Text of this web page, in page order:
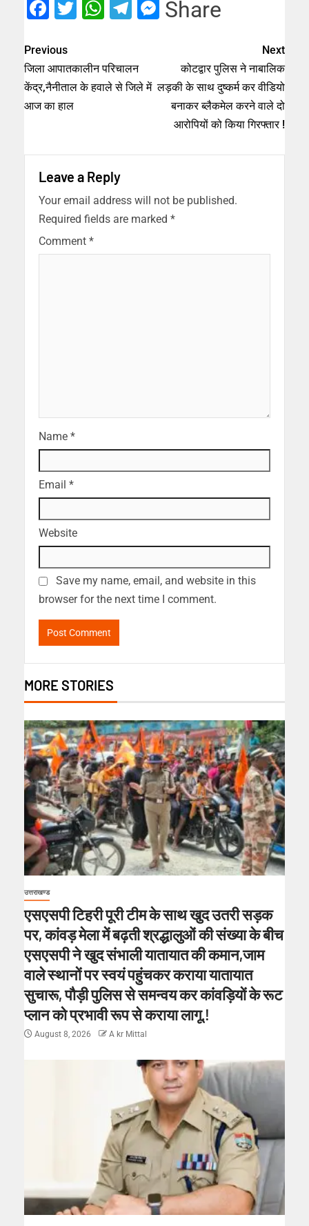
Facebook
Twitter
WhatsApp
Telegram
Messenger
Share
Previous
जिला आपातकालीन परिचालन
केंद्र,नैनीताल के हवाले से जिले में
आज का हाल
Next
कोटद्वार पुलिस ने नाबालिक
लड़की के साथ दुष्कर्म कर वीडियो
बनाकर ब्लैकमेल करने वाले दो
आरोपियों को किया गिरफ्तार !
Leave a Reply
Your email address will not be published.
Required fields are marked *
Comment *
Name *
Email *
Website
Save my name, email, and website in this
browser for the next time I comment.
MORE STORIES
उत्तराखण्ड
एसएसपी टिहरी पूरी टीम के साथ खुद उतरी सड़क
पर, कांवड़ मेला में बढ़ती श्रद्धालुओं की संख्या के बीच
एसएसपी ने खुद संभाली यातायात की कमान,जाम
वाले स्थानों पर स्वयं पहुंचकर कराया यातायात
सुचारू, पौड़ी पुलिस से समन्वय कर कांवड़ियों के रूट
प्लान को प्रभावी रूप से कराया लागू.!
August 8, 2026 A kr Mittal